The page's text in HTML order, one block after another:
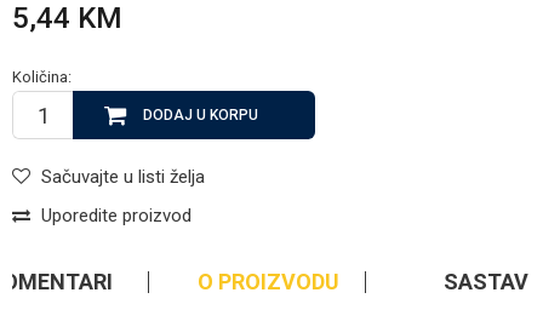
5,44 KM
Količina:
DODAJ U KORPU
Sačuvajte u listi želja
Uporedite proizvod
O PROIZVODU SASTAV